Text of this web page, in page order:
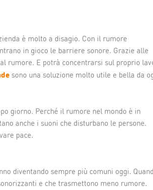
è molto a disagio. Con il rumore
in gioco le barriere sonore. Grazie alle
rumore. E potrà concentrarsi sul proprio
sono una soluzione molto utile e bella da
giorno. Perché il rumore nel mondo è in
anche i suoni che disturbano le persone.
pace.
diventando sempre più comuni oggi.
e che trasmettono meno rumore.